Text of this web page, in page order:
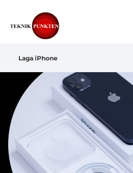
Laga iPhone